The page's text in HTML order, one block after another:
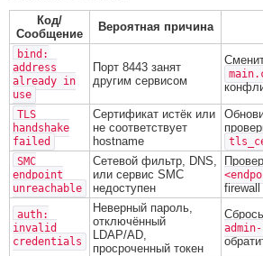
Код/
Сообщение
Вероятная причина
bind:
address
already in
use
Порт 8443 занят
другим сервисом
TLS
handshake
failed
Сертификат истёк или
не соответствует
hostname
SMC
endpoint
unreachable
Сетевой фильтр, DNS,
или сервис SMC
недоступен
firewall
auth:
invalid
credentials
Неверный пароль,
отключённый
LDAP/AD,
просроченный токен